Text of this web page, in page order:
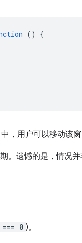
()
{
，用户可以移动该窗
。遗憾的是，情况
0 )。